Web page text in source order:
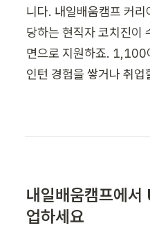
니다. 내일배움캠프 커
당하는 현직자 코치진이
면으로 지원하죠. 1,100
인턴 경험을 쌓거나 취업
내일배움캠프에
업하세요